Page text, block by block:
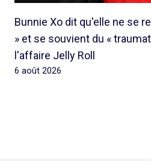
Bunnie Xo dit qu'elle ne se
» et se souvient du «
l'affaire Jelly Roll
6 août 2026